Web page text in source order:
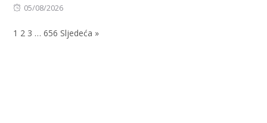
Posted
05/08/2026
1 2 3 … 656 Sljedeća »